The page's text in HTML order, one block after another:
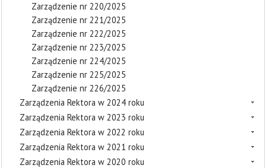
Zarządzenie nr 220/2025
Zarządzenie nr 221/2025
Zarządzenie nr 222/2025
Zarządzenie nr 223/2025
Zarządzenie nr 224/2025
Zarządzenie nr 225/2025
Zarządzenie nr 226/2025
Zarządzenia Rektora w 2024 roku
Zarządzenia Rektora w 2023 roku
Zarządzenia Rektora w 2022 roku
Zarządzenia Rektora w 2021 roku
Zarządzenia Rektora w 2020 roku